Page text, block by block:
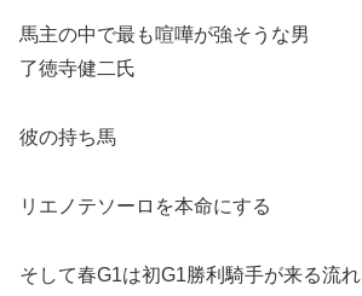
馬主の中で最も喧嘩が強そうな男
了徳寺健二氏
彼の持ち馬
リエノテソーロを本命にする
そして春G1は初G1勝利騎手が来る流れ